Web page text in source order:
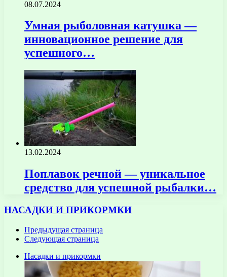
08.07.2024
Умная рыболовная катушка —
инновационное решение для
успешного…
13.02.2024
Поплавок речной — уникальное
средство для успешной рыбалки…
НАСАДКИ И ПРИКОРМКИ
Предыдущая страница
Следующая страница
Насадки и прикормки